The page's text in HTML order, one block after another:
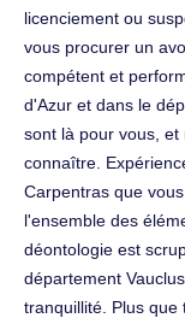
licenciement ou
vous procurer un
compétent et
d'Azur et dans le
sont là pour vous,
connaître.
Carpentras que
l'ensemble des
déontologie est
département
tranquillité. Plus